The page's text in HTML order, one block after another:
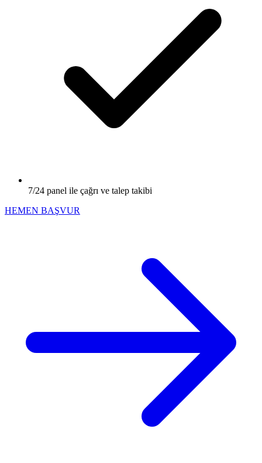
7/24 panel ile çağrı ve talep takibi
HEMEN BAŞVUR